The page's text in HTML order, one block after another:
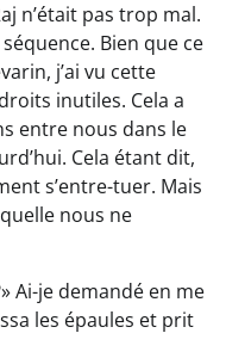
n’était pas trop mal.
Bien que ce
j’ai vu cette
inutiles. Cela a
entre nous dans le
Cela étant dit,
s’entre-tuer. Mais
nous ne
Ai-je demandé en me
les épaules et prit